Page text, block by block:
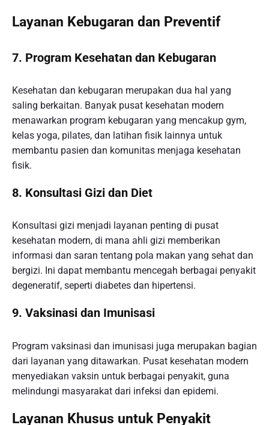
Layanan Kebugaran dan Preventif
7. Program Kesehatan dan Kebugaran
Kesehatan dan kebugaran merupakan dua hal yang
saling berkaitan. Banyak pusat kesehatan modern
menawarkan program kebugaran yang mencakup gym,
kelas yoga, pilates, dan latihan fisik lainnya untuk
membantu pasien dan komunitas menjaga kesehatan
fisik.
8. Konsultasi Gizi dan Diet
Konsultasi gizi menjadi layanan penting di pusat
kesehatan modern, di mana ahli gizi memberikan
informasi dan saran tentang pola makan yang sehat dan
bergizi. Ini dapat membantu mencegah berbagai penyakit
degeneratif, seperti diabetes dan hipertensi.
9. Vaksinasi dan Imunisasi
Program vaksinasi dan imunisasi juga merupakan bagian
dari layanan yang ditawarkan. Pusat kesehatan modern
menyediakan vaksin untuk berbagai penyakit, guna
melindungi masyarakat dari infeksi dan epidemi.
Layanan Khusus untuk Penyakit